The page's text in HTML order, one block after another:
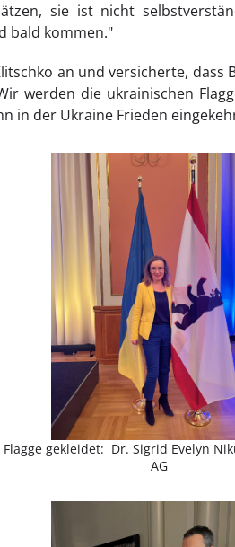
sie ist nicht
bald kommen."
an und versicherte,
werden die ukrainischen
in der Ukraine Frieden
gekleidet: Dr. Sigrid Evelyn
AG